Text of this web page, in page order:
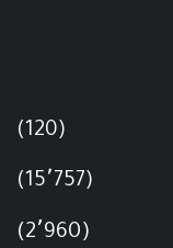
(120)
(15٬757)
(2٬960)